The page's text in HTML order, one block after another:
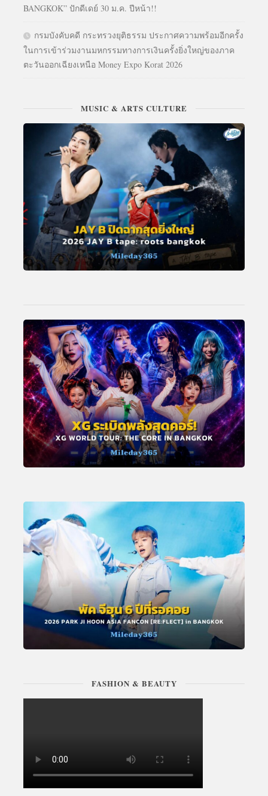
BANGKOK” ปักดีเดย์ 30 ม.ค. ปีหน้า!!
กรมบังคับคดี กระทรวงยุติธรรม ประกาศความพร้อมอีกครั้ง
ในการเข้าร่วมงานมหกรรมทางการเงินครั้งยิ่งใหญ่ของภาค
ตะวันออกเฉียงเหนือ Money Expo Korat 2026
MUSIC & ARTS CULTURE
FASHION & BEAUTY